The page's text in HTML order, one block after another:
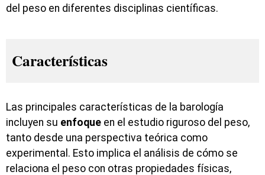
del peso en diferentes disciplinas científicas.
Características
Las principales características de la barología
incluyen su enfoque en el estudio riguroso del peso,
tanto desde una perspectiva teórica como
experimental. Esto implica el análisis de cómo se
relaciona el peso con otras propiedades físicas,